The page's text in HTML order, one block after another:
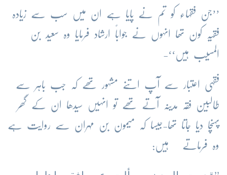
’’جن فقہاء کو تم نے پایا ہے ان میں سب سے زیادہ
فقیہ کون تھا انہوں نے جواباً ارشاد فرمایا وہ سعید بن
المسیب ہیں‘‘-
فقہی اعتبار سے آپ اتنے مشہور تھے کہ جب باہر سے
طالبین فقہ مدینہ آتے تھے تو انہیں سیدھا ان کے گھر
پہنچا دیا جاتا تھا-جیسا کہ میمون بن مہران سے روایت ہے
وہ فرماتے ہیں: